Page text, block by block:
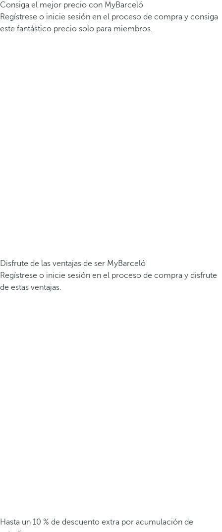
Consiga el mejor precio con MyBarceló
Regístrese o inicie sesión en el proceso de compra y consiga
este fantástico precio solo para miembros.
Disfrute de las ventajas de ser MyBarceló
Regístrese o inicie sesión en el proceso de compra y disfrute
de estas ventajas.
Hasta un 10 % de descuento extra por acumulación de